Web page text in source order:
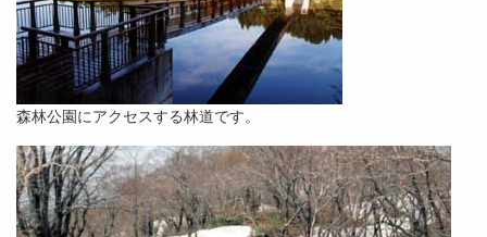
森林公園にアクセスする林道です。